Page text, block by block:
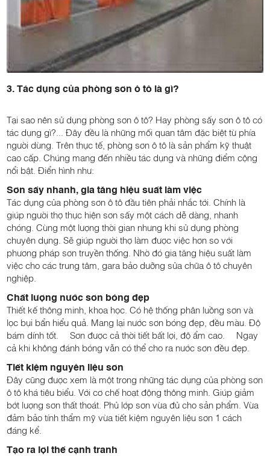
3. Tác dụng của phòng sơn ô tô là gì?
Tại sao nên sử dụng phòng sơn ô tô? Hay phòng sấy sơn ô tô có
tác dụng gì?... Đây đều là những mối quan tâm đặc biệt từ phía
người dùng. Trên thực tế, phòng sơn ô tô là sản phẩm kỹ thuật
cao cấp. Chúng mang đến nhiều tác dụng và những điểm cộng
nổi bật. Điển hình như:
Sơn sấy nhanh, gia tăng hiệu suất làm việc
Tác dụng của phòng sơn ô tô đầu tiên phải nhắc tới. Chính là
giúp người thợ thực hiện sơn sấy một cách dễ dàng, nhanh
chóng. Cùng một lượng thời gian nhưng khi sử dụng phòng
chuyên dụng. Sẽ giúp người thợ làm được việc hơn so với
phương pháp sơn truyền thống. Nhờ đó gia tăng hiệu suất làm
việc cho các trung tâm, gara bảo dưỡng sửa chữa ô tô chuyên
nghiệp.
Chất lượng nước sơn bóng đẹp
Thiết kế thông minh, khoa học. Có hệ thống phân luồng sơn và
lọc bụi bẩn hiểu quả. Mang lại nước sơn bóng đẹp, đều màu. Độ
bám dính tốt. Sơn được cả thời tiết bất lợi, độ ẩm cao. Ngay
cả khi không đánh bóng vẫn có thể cho ra nước sơn đều đẹp.
Tiết kiệm nguyên liệu sơn
Đây cũng được xem là một trong những tác dụng của phòng sơn
ô tô khá tiêu biểu. Với cơ chế hoạt động thông minh. Giúp giảm
bớt lượng sơn thất thoát. Phủ lớp sơn vừa đủ cho sản phẩm. Vừa
đảm bảo tính thẩm mỹ vừa tiết kiệm nguyên liệu sơn 1 cách
đáng kể.
Tạo ra lợi thế cạnh tranh